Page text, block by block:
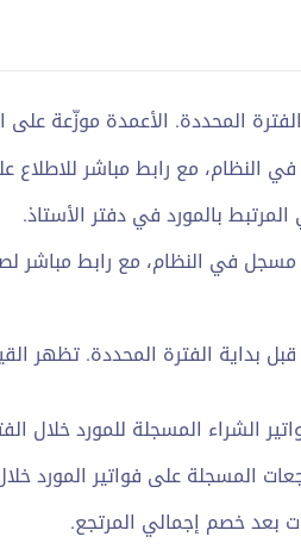
المحددة. الأعمدة موزّعة على
النظام، مع رابط مباشر للاطلاع
بالمورد في دفتر الأستاذ.
مسجل في النظام، مع رابط مباشر
بداية الفترة المحددة. تظهر
الشراء المسجلة للمورد خلال
المسجلة على فواتير المورد
بعد خصم إجمالي المرتجع.